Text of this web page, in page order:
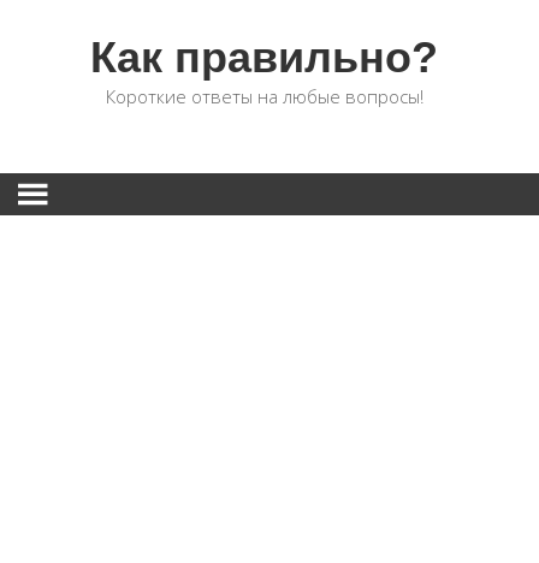
Как правильно?
Короткие ответы на любые вопросы!